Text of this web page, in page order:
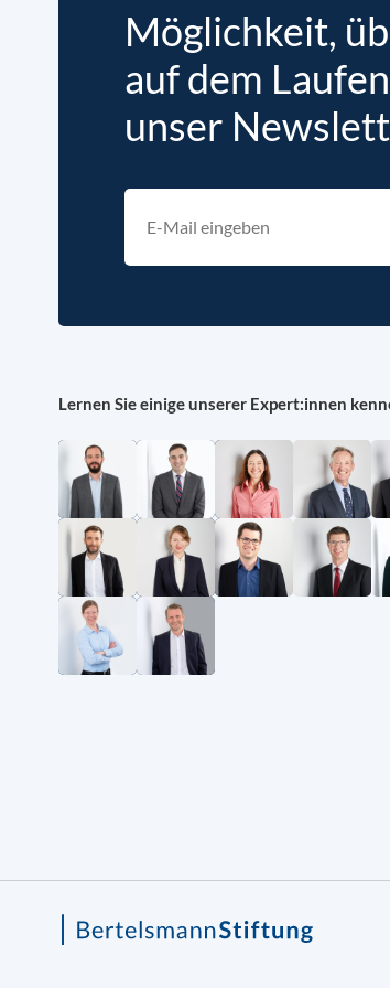
Möglichkeit,
auf dem
unser
Lernen Sie einige unserer Expert:innen